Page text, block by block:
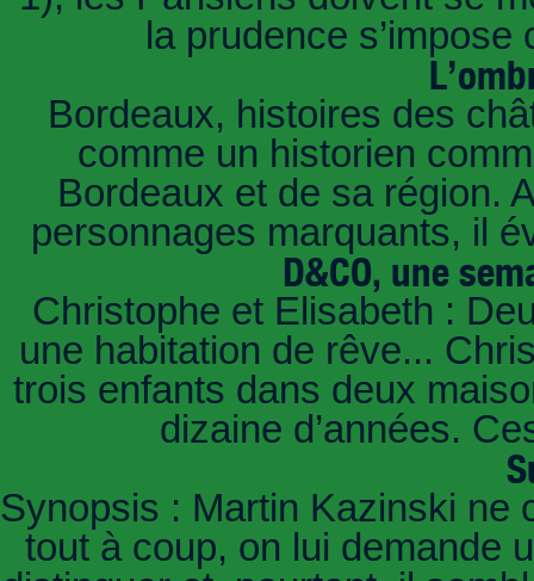
la prudence
Bordeaux, histoires des
comme un historien
Bordeaux et de sa région.
personnages marquants, il
D&CO, une
Christophe et Elisabeth :
une habitation de rêve...
trois enfants dans deux
dizaine d’années.
Synopsis : Martin Kazinski ne
tout à coup, on lui demande